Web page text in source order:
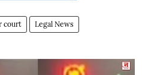
court Legal News